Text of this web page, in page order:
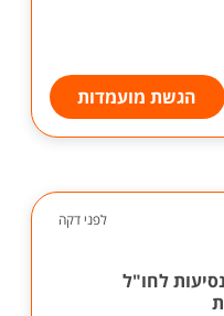
הגשת מועמדות
לפני דקה
לחו"ל